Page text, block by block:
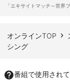
「エキサイトマッチ～世界
オンラインTOP
シング
番組で使用され